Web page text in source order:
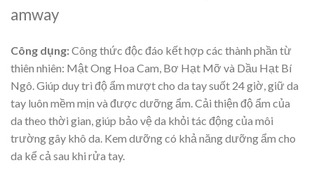
amway
Công dụng:Công thức độc đáo kết hợp các thành phần từ
thiên nhiên: Mật Ong Hoa Cam, Bơ Hạt Mỡ và Dầu Hạt Bí
Ngô. Giúp duy trì độ ẩm mượt cho da tay suốt 24 giờ, giữ da
tay luôn mềm mịn và được dưỡng ẩm. Cải thiện độ ẩm của
da theo thời gian, giúp bảo vệ da khỏi tác động của môi
trường gây khô da. Kem dưỡng có khả năng dưỡng ẩm cho
da kể cả sau khi rửa tay.